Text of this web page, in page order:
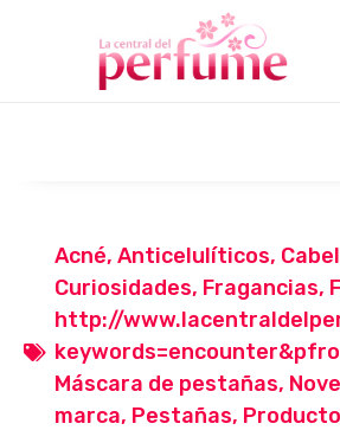
Acné, Anticelulíticos,
Curiosidades, Fragancias,
http://
Máscara de pestañas,
marca, Pestañas,